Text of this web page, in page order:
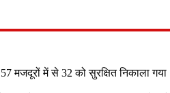
मजदूरों में से 32 को सुरक्षित निकाला गया